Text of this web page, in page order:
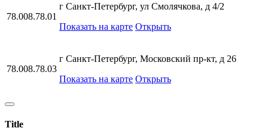
78.008.78.01
г Санкт-Петербург, ул Смолячкова, д 4/2
Показать на карте Открыть
78.008.78.03
г Санкт-Петербург, Московский пр-кт, д 26
Показать на карте Открыть
Title